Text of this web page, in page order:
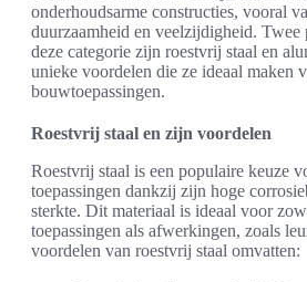
onderhoudsarme constructies, vooral
duurzaamheid en veelzijdigheid. Twee
deze categorie zijn roestvrij staal en
unieke voordelen die ze ideaal maken
bouwtoepassingen.
Roestvrij staal en zijn voordelen
Roestvrij staal is een populaire keuze
toepassingen dankzij zijn hoge
sterkte. Dit materiaal is ideaal voor
toepassingen als afwerkingen, zoals
voordelen van roestvrij staal omvatten: